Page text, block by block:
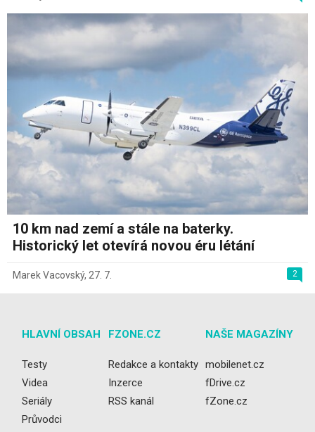
10 km nad zemí a stále na baterky.
Historický let otevírá novou éru létání
2
Marek Vacovský, 27. 7.
HLAVNÍ OBSAH
Testy
Videa
Seriály
Průvodci
FZONE.CZ
Redakce a kontakty
Inzerce
RSS kanál
NAŠE MAGAZÍNY
mobilenet.cz
fDrive.cz
fZone.cz